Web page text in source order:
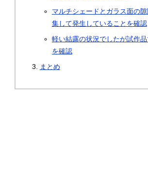
マルチシェードとガラス面の
集して発生していることを確認
軽い結露の状況でしたが試作
を確認
まとめ